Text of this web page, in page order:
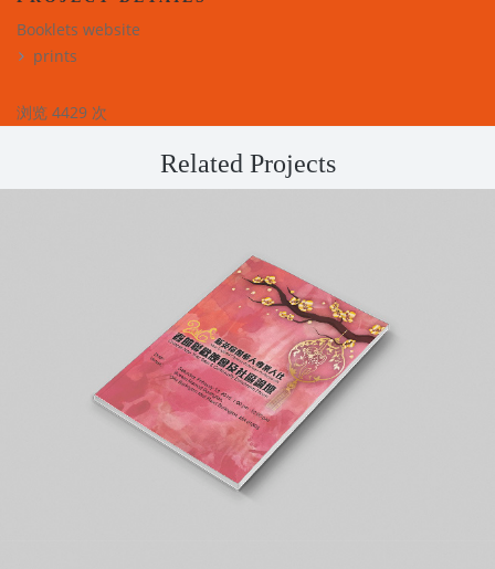
Booklets website
prints
浏览 4429 次
Related Projects